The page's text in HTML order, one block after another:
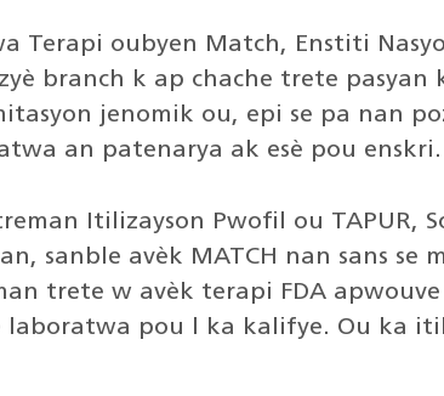
Terapi oubyen Match, Enstiti
branch k ap chache trete
jenomik ou, epi se pa nan
an patenarya ak esè pou enskri.
Itilizayson Pwofil ou TAPUR,
sanble avèk MATCH nan sans
trete w avèk terapi FDA
laboratwa pou l ka kalifye. Ou ka